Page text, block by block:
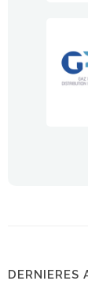
DERNIERES